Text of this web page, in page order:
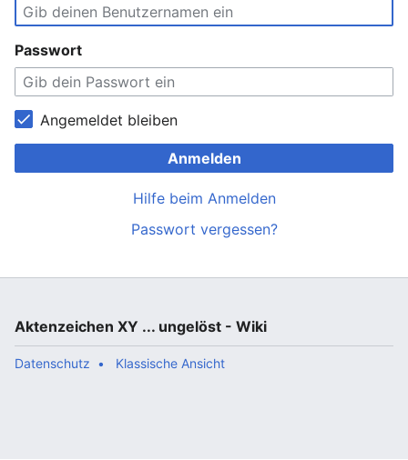
Passwort
Angemeldet bleiben
Anmelden
Hilfe beim Anmelden
Passwort vergessen?
Aktenzeichen XY ... ungelöst - Wiki
Datenschutz Klassische Ansicht